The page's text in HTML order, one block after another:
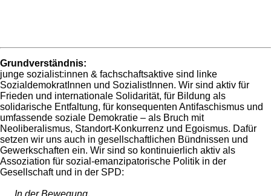
Grundverständnis:
junge sozialist:innen & fachschaftsaktive sind linke
SozialdemokratInnen und SozialistInnen. Wir sind aktiv für
Frieden und internationale Solidarität, für Bildung als
solidarische Entfaltung, für konsequenten Antifaschismus und
umfassende soziale Demokratie – als Bruch mit
Neoliberalismus, Standort-Konkurrenz und Egoismus. Dafür
setzen wir uns auch in gesellschaftlichen Bündnissen und
Gewerkschaften ein. Wir sind so kontinuierlich aktiv als
Assoziation für sozial-emanzipatorische Politik in der
Gesellschaft und in der SPD:
In der Bewegung,